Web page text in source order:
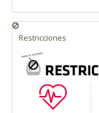
Restricciones